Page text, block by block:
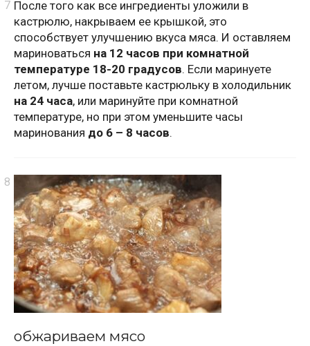
После того как все ингредиенты уложили в
кастрюлю, накрываем ее крышкой, это
способствует улучшению вкуса мяса. И оставляем
мариноваться на 12 часов при комнатной
температуре 18-20 градусов. Если маринуете
летом, лучше поставьте кастрюльку в холодильник
на 24 часа, или маринуйте при комнатной
температуре, но при этом уменьшите часы
маринования до 6 – 8 часов.
обжариваем мясо